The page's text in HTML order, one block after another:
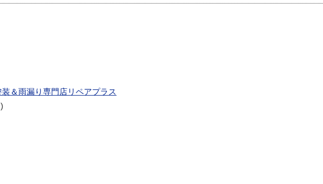
＆雨漏り専門店リペアプラス